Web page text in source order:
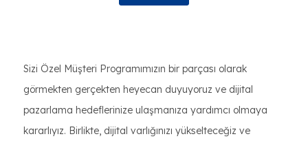
Sizi Özel Müşteri Programımızın bir parçası olarak
görmekten gerçekten heyecan duyuyoruz ve dijital
pazarlama hedeflerinize ulaşmanıza yardımcı olmaya
kararlıyız. Birlikte, dijital varlığınızı yükselteceğiz ve